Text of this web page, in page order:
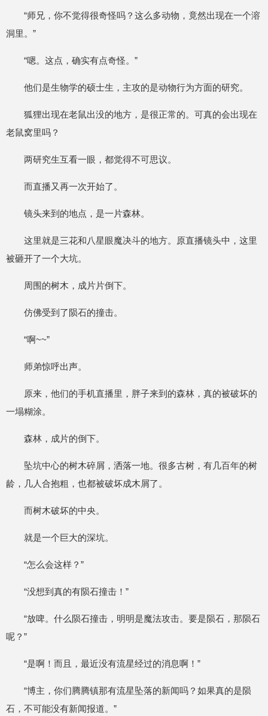
“师兄，你不觉得很奇怪吗？这么多动物，竟然出现在一个溶
洞里。”
“嗯。这点，确实有点奇怪。”
他们是生物学的硕士生，主攻的是动物行为方面的研究。
狐狸出现在老鼠出没的地方，是很正常的。可真的会出现在
老鼠窝里吗？
两研究生互看一眼，都觉得不可思议。
而直播又再一次开始了。
镜头来到的地点，是一片森林。
这里就是三花和八星眼魔决斗的地方。原直播镜头中，这里
被砸开了一个大坑。
周围的树木，成片片倒下。
仿佛受到了陨石的撞击。
“啊~~”
师弟惊呼出声。
原来，他们的手机直播里，胖子来到的森林，真的被破坏的
一塌糊涂。
森林，成片的倒下。
坠坑中心的树木碎屑，洒落一地。很多古树，有几百年的树
龄，几人合抱粗，也都被破坏成木屑了。
而树木破坏的中央。
就是一个巨大的深坑。
“怎么会这样？”
“没想到真的有陨石撞击！”
“放啤。什么陨石撞击，明明是魔法攻击。要是陨石，那陨石
呢？”
“是啊！而且，最近没有流星经过的消息啊！”
“博主，你们腾腾镇那有流星坠落的新闻吗？如果真的是陨
石，不可能没有新闻报道。”